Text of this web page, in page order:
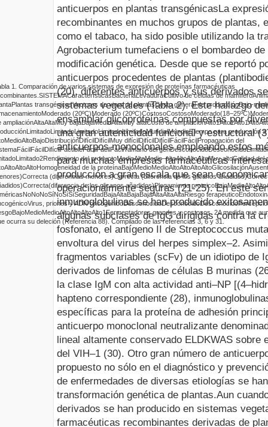
anticuerpos en plantas transgénicasLa
recombinantes en muchos grupos de plantas,
como el tabaco, ha sido posible utilizando la
Agrobacterium tumefaciens o el bombardeo
modificación genética. Desde que se reportó
anticuerpos procedentes de plantas
(20), diferentes
1.
Comparación de varios sistemas de expresión de proteínas farmacéuticas
SISTEMACaracterísticasBacteriaLevaduraCultivo de células de mamífero
Plantas transgénicasVectores de virus de plantasCosto general de producciónBajo-
Moderado (20ºC)Moderado (20ºC)CostosoCostosoModerado(18–25ºC)
ampliaciónAltaAltaMuy bajaBajaMedioAltaMuy altaCosto de ampliaciónAlto1Alto1Alto1Alto
LimitadoLimitadoLimitadoLimitadoLimitadoMundialMundialTiempo para producción
MedioAltoBajoDistribuciónDifícilDifícilMuy difícilDifícilDifícilFácilFácilPropagación del
FácilFácilDifícilFactibleFácilFácilFácilTamaño del genDesconocidoDesconocido
Limitado2Rendimiento del productoMedioAltoMedio–altoAltoAltoAltoMuy altoCalidad del
AltoAltoAltoHomogeneidad de la proteínaBajoMedioMedioAltoAltoAltoAltoGlicosilación
Correcta (diferencias menores)Correcta (diferencia de los glicanos añadidos)
Correcta(diferencia de los glicanos añadidos)Plegamiento proteicoBajoMedioAltoAlto
NoNoNoSíNoSíSíSeguridadBajaAltaBajaBajaAltaAltaAltaRiesgo terapéutico
Virus, priones y ADN oncogénicoDesconocidoDesconocidoDesconocido
BajoMedioMedioAltoAltoAltoAlto1Fermentadores grandes y costosos.2A medida que
ocurra su deleción (Referencia 88). Compilado de las referencias 3, 6 y 31.
anticuerpos y sus derivados
sistemas vegetales (Tabla 2). Este hallazgo
ensamblar glicoproteínas compuestas por
una gran autenticidad funcional y estructural
anticuerpos monoclonales empleando estos
para muchas empresas farmacéuticas
producción a gran escala que sean
operacionalmente seguras (21-25). En este
inmunoglobulinas se han producido
algunas subclases de IgG dirigidas contra la
fosfonato, el antígeno II de Streptococcus
envoltura del virus del herpes simplex–2.
fragmentos variables (scFv) de un idiotipo de
derivados de linfomas de células B murinas
la clase IgM con alta actividad anti–NP
hapteno correspondiente (28),
específicas para la proteína de adhesión
anticuerpo monoclonal neutralizante
lineal altamente conservado ELDKWAS sobre
del VIH–1 (30). Otro gran número de
propuesto no sólo en el diagnóstico y
de enfermedades de diversas etiologías se
transformación genética de plantas.Aun
derivados se han producido en sistemas
farmacéuticas recombinantes derivadas de